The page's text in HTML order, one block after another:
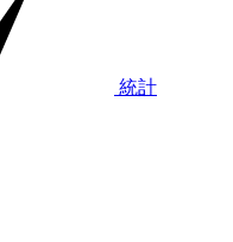
統計